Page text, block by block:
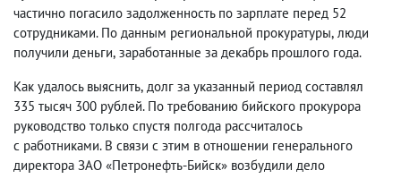
частично погасило задолженность по зарплате перед 52
сотрудниками. По данным региональной прокуратуры, люди
получили деньги, заработанные за декабрь прошлого года.
Как удалось выяснить, долг за указанный период составлял
335 тысяч 300 рублей. По требованию бийского прокурора
руководство только спустя полгода рассчиталось
с работниками. В связи с этим в отношении генерального
директора ЗАО «Петронефть-Бийск» возбудили дело